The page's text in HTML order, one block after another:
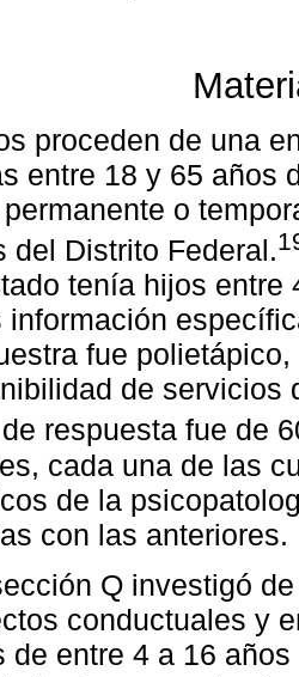
proceden de una
entre 18 y 65 años
o
del Distrito Federal.
tenía hijos entre
información
fue
de servicios
respuesta fue de
cada una de las
de la
con las anteriores.
Q investigó
conductuales y
de entre 4 a 16